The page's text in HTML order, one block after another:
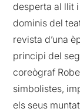
desperta al llit
dominis del
revista d’una
principi del
coreògraf
simbolistes,
els seus